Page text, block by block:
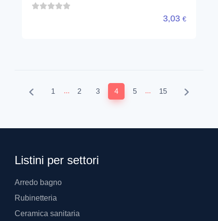
Listini per settori
Arredo bagno
Rubinetteria
Ceramica sanitaria